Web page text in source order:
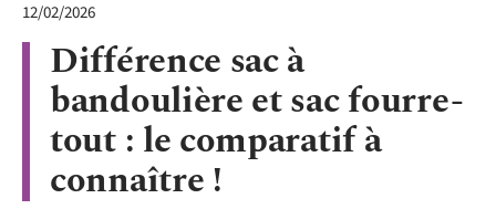
12/02/2026
Différence sac à
bandoulière et sac fourre-
tout : le comparatif à
connaître !